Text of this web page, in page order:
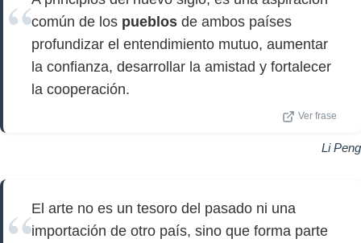
común de los pueblos de ambos países
profundizar el entendimiento mutuo, aumentar
la confianza, desarrollar la amistad y fortalecer
la cooperación.
Ver frase
Li Peng
El arte no es un tesoro del pasado ni una
importación de otro país, sino que forma parte